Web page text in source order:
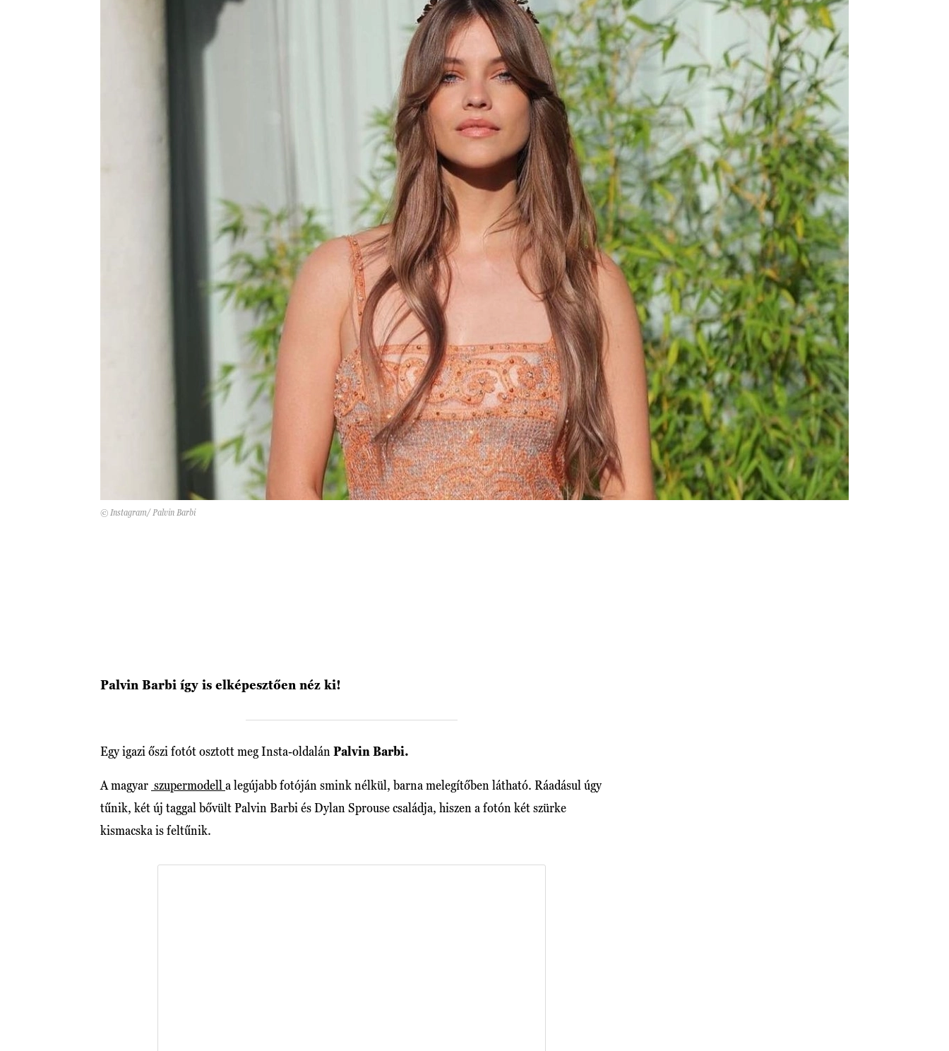
© Instagram/ Palvin Barbi
Palvin Barbi így is elképesztően néz ki!
Egy igazi őszi fotót osztott meg Insta-oldalán Palvin Barbi.
A magyar szupermodell a legújabb fotóján smink nélkül, barna melegítőben látható. Ráadásul úgy
tűnik, két új taggal bővült Palvin Barbi és Dylan Sprouse családja, hiszen a fotón két szürke
kismacska is feltűnik.